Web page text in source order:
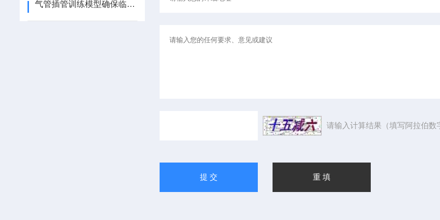
气管插管训练模型确保临床操作的安全性和精确性
请输入计算结果（填写阿拉伯数